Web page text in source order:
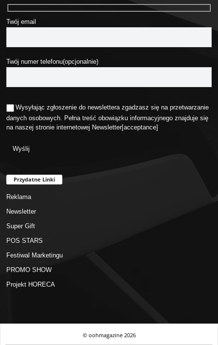
Twój email
Twój numer telefonu(opcjonalnie)
Wysyłając zgłoszenie do newslettera zgadzasz się na przetwarzanie
danych osobowych. Pełna treść obowiązku informacyjnego znajduje się
na naszej stronie internetowej Newsletter[acceptance]
Przydatne Linki
Reklama
Newsletter
Super Gift
POS STARS
Festiwal Marketingu
PROMO SHOW
Projekt HORECA
© oohmagazine2026